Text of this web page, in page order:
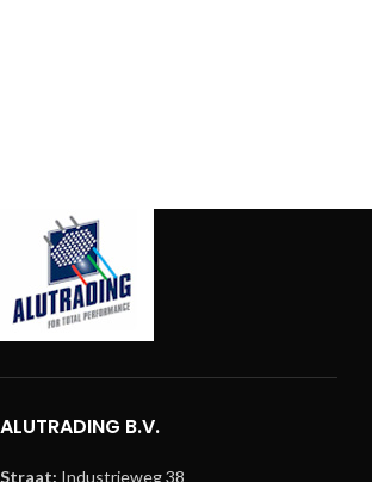
ALUTRADING B.V.
Straat: Industrieweg 38